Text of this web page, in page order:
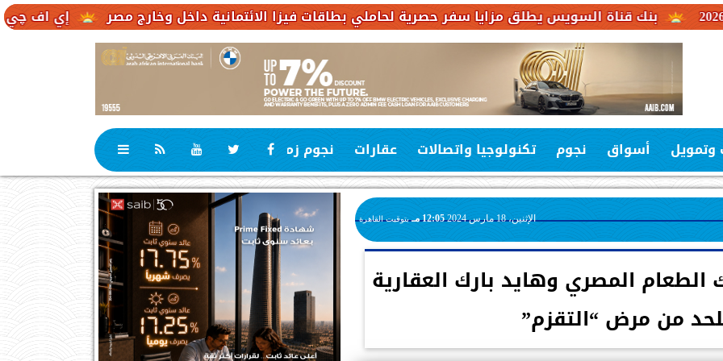
إي اف چي فاينانس تستعرض يطلق مزايا سفر حصرية لحاملي بطاقات فيزا الائتمانية داخل وخارج مصر
وتمويل أسواق نجوم تكنولوجيا واتصالات عقارات نجوم زمان رياضة
الإثنين، 18 مارس 2024 12:05 مـ بتوقيت القاهرة
الطعام المصري وهايد بارك العقارية
من مرض “التقزم”